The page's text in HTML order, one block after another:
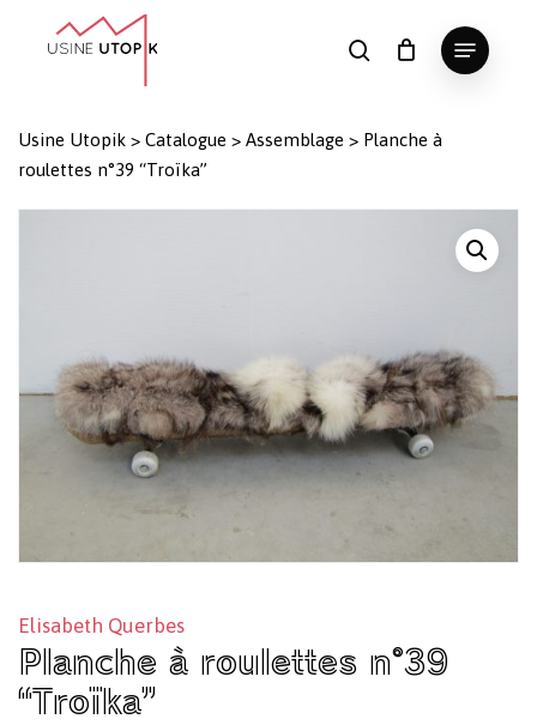
search
Menu
Panier Fermer
le
Usine Utopik > Catalogue > Assemblage > Planche à
roulettes n°39 “Troïka”
Elisabeth Querbes
Planche à roulettes n°39
“Troïka”
Close